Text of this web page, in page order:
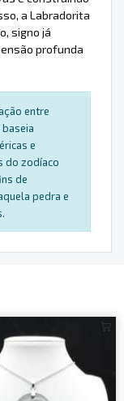
a Labradorita
signo já
profunda
entre
e
do zodíaco
de
pedra e